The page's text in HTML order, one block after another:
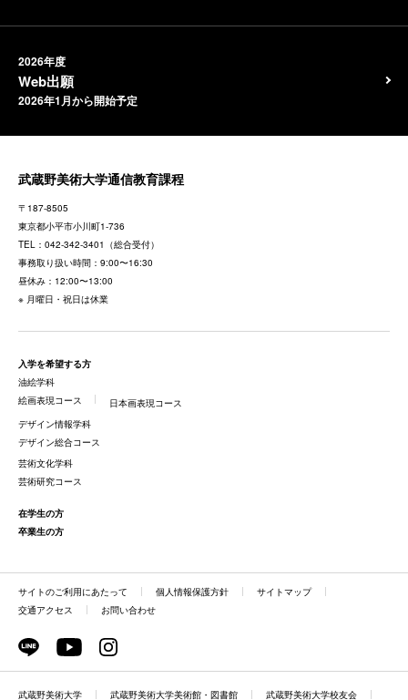
2026年度
Web出願
2026年1月から開始予定
武蔵野美術大学通信教育課程
〒187-8505
東京都小平市小川町1-736
TEL： 042-342-3401 （総合受付）
事務取り扱い時間：9:00〜16:30
昼休み：12:00〜13:00
※ 月曜日・祝日は休業
入学を希望する方
油絵学科
絵画表現コース
日本画表現コース
デザイン情報学科
デザイン総合コース
芸術文化学科
芸術研究コース
在学生の方
卒業生の方
サイトのご利用にあたって 個人情報保護方針
サイトマップ
交通アクセス
お問い合わせ
武蔵野美術大学 武蔵野美術大学美術館・図書館 武蔵野美術大学校友会